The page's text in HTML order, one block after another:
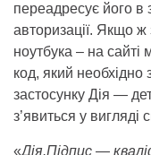
переадресує його в
авторизації. Якщо
ноутбука – на сайті
код, який необхідно
застосунку Дія —
з’явиться у вигляді
«Дія.Підпис —